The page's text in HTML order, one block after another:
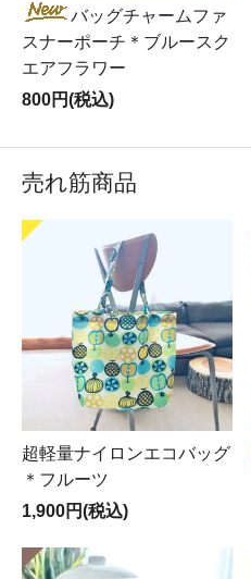
バッグチャームファ
スナーポーチ＊ブルースク
エアフラワー
800円(税込)
売れ筋商品
超軽量ナイロンエコバッグ
＊フルーツ
1,900円(税込)